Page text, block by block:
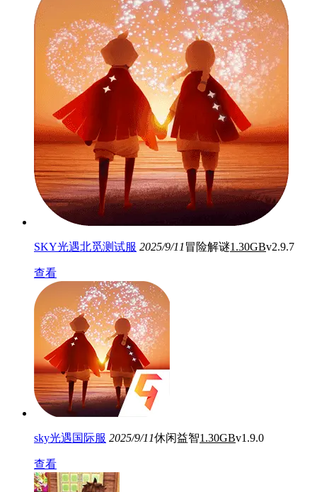
SKY光遇北觅测试服 2025/9/11 冒险解谜1.30GBv2.9.7
查看
sky光遇国际服 2025/9/11休闲益智1.30GBv1.9.0
查看